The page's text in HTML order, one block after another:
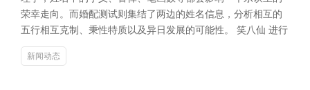
荣幸走向。而婚配测试则集结了两边的姓名信息，分析相互的
五行相互克制、秉性特质以及异日发展的可能性。 笑八仙 进行
新闻动态